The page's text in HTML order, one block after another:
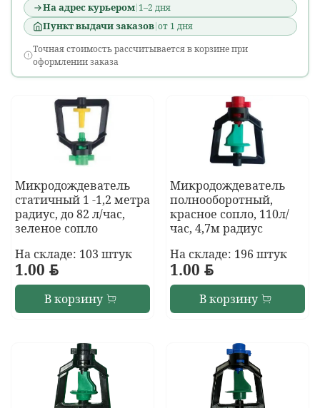
На адрес курьером 1–2 дня
Пункт выдачи заказов от 1 дня
Точная стоимость рассчитывается в корзине при
оформлении заказа
Микродождеватель
статичный 1 -1,2 метра
радиус, до 82 л/час,
зеленое сопло
На складе: 103 штук
1.00 BYN
В корзину
Микродождеватель
полнооборотный,
красное сопло, 110л/
час, 4,7м радиус
На складе: 196 штук
1.00 BYN
В корзину